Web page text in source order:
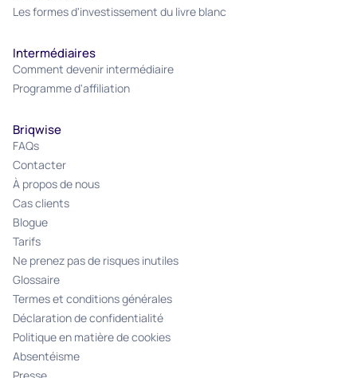
Les formes d'investissement du livre blanc
Intermédiaires
Comment devenir intermédiaire
Programme d'affiliation
Briqwise
FAQs
Contacter
À propos de nous
Cas clients
Blogue
Tarifs
Ne prenez pas de risques inutiles
Glossaire
Termes et conditions générales
Déclaration de confidentialité
Politique en matière de cookies
Absentéisme
Presse